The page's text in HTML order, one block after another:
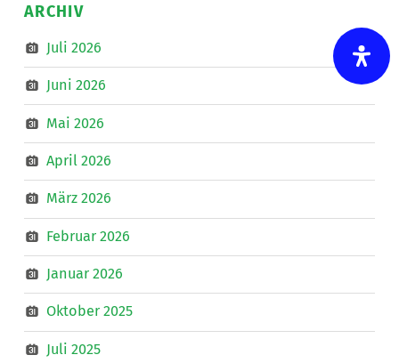
ARCHIV
Juli 2026
Juni 2026
Mai 2026
April 2026
März 2026
Februar 2026
Januar 2026
Oktober 2025
Juli 2025